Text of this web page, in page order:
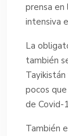
prensa en
intensiva
La
también
pocos
de Covid-
También